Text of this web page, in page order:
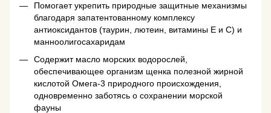
Помогает укрепить природные защитные механизмы
благодаря запатентованному комплексу
антиоксидантов (таурин, лютеин, витамины Е и С) и
манноолигосахаридам
Содержит масло морских водорослей,
обеспечивающее организм щенка полезной жирной
кислотой Омега-3 природного происхождения,
одновременно заботясь о сохранении морской
фауны